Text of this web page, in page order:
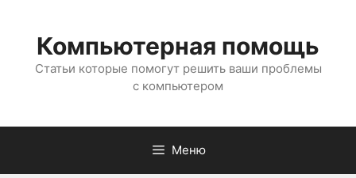
содержимому
Компьютерная помощь
Статьи которые помогут решить ваши проблемы
с компьютером
Меню